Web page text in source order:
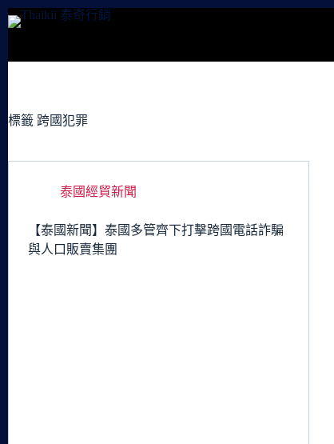
跳
容
標籤 跨國犯罪
泰國經貿新聞
【泰國新聞】泰國多管齊下打擊跨國電話詐騙
與人口販賣集團